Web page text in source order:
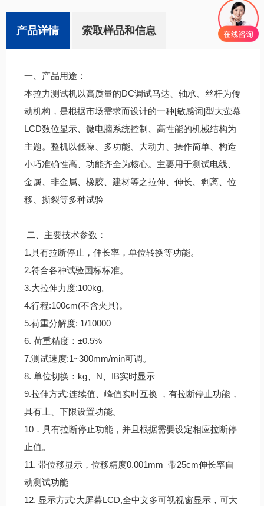
产品详情 索取样品和信息
一、产品用途：
本拉力测试机以高质量的DC调试马达、轴承、丝杆为传
动机构，是根据市场需求而设计的一种[敏感词]型大萤幕
LCD数位显示、微电脑系统控制、高性能的机械结构为
主题。整机以低噪、多功能、大动力、操作简单、构造
小巧准确性高、功能齐全为核心。主要用于测试电线、
金属、非金属、橡胶、建材等之拉伸、伸长、剥离、位
移、撕裂等多种试验
二、主要技术参数：
1.具有拉断停止，伸长率，单位转换等功能。
2.符合各种试验国标标准。
3.大拉伸力度:100kg。
4.行程:100cm(不含夹具)。
5.荷重分解度: 1/10000
6. 荷重精度：±0.5%
7.测试速度:1~300mm/min可调。
8. 单位切换：kg、N、IB实时显示
9.拉伸方式:连续值、峰值实时互换 ，有拉断停止功能，
具有上、下限设置功能。
10．具有拉断停止功能，并且根据需要设定相应拉断停
止值。
11. 带位移显示，位移精度0.001mm 带25cm伸长率自
动测试功能
12. 显示方式:大屏幕LCD,全中文多可视视窗显示，可大